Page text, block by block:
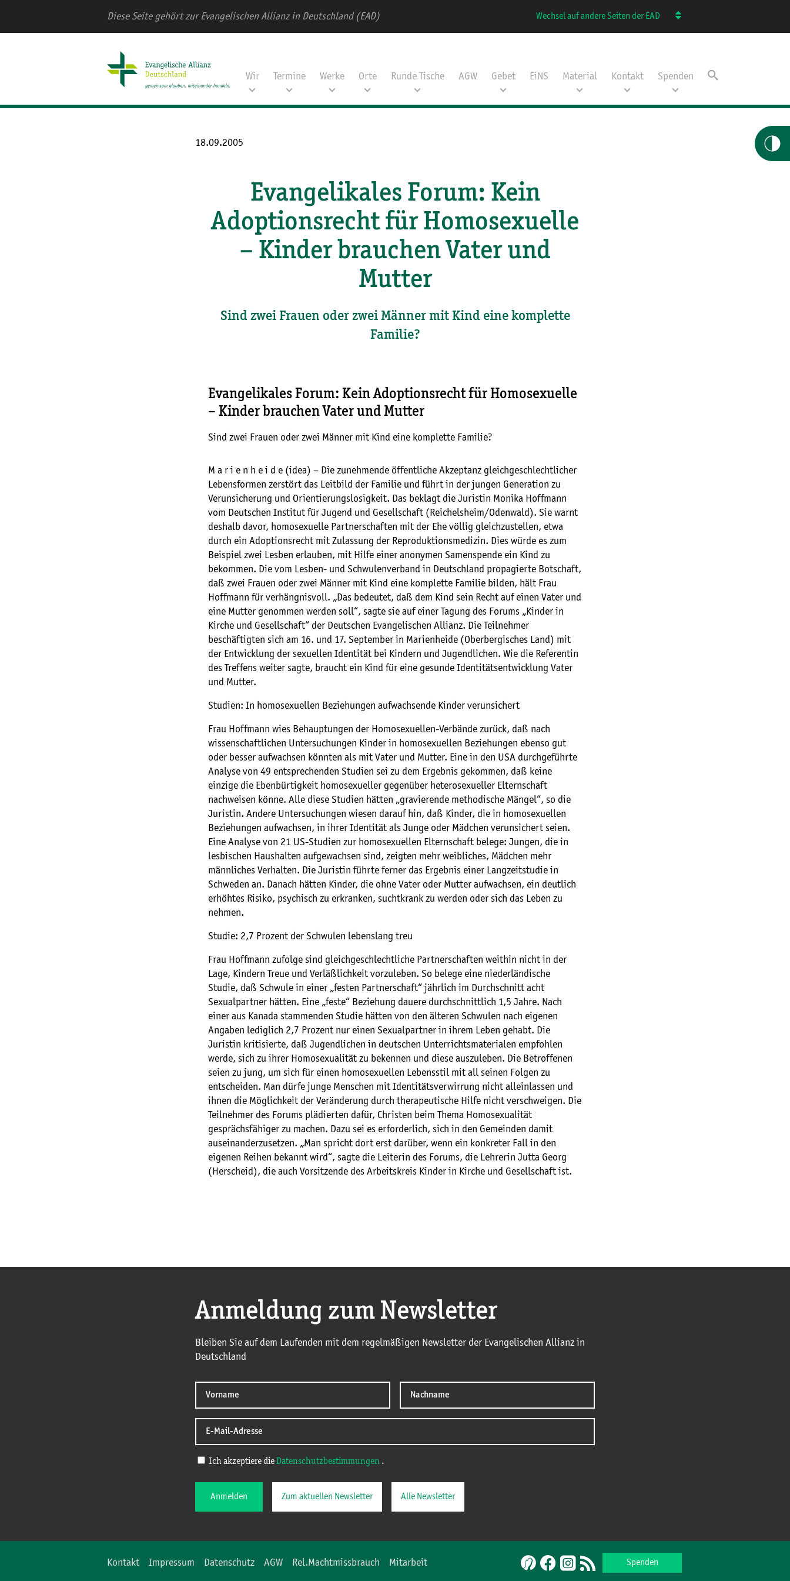
Diese Seite gehört zur Evangelischen Allianz in Deutschland (EAD) Wechsel auf andere Seiten der EAD
Wir Termine Werke Orte Runde Tische AGW Gebet EiNS Material Kontakt Spenden
18.09.2005
Evangelikales Forum: Kein
Adoptionsrecht für Homosexuelle
– Kinder brauchen Vater und
Mutter
Sind zwei Frauen oder zwei Männer mit Kind eine komplette
Familie?
Evangelikales Forum: Kein Adoptionsrecht für Homosexuelle
– Kinder brauchen Vater und Mutter
Sind zwei Frauen oder zwei Männer mit Kind eine komplette Familie?
M a r i e n h e i d e (idea) – Die zunehmende öffentliche Akzeptanz gleichgeschlechtlicher
Lebensformen zerstört das Leitbild der Familie und führt in der jungen Generation zu
Verunsicherung und Orientierungslosigkeit. Das beklagt die Juristin Monika Hoffmann
vom Deutschen Institut für Jugend und Gesellschaft (Reichelsheim/Odenwald). Sie warnt
deshalb davor, homosexuelle Partnerschaften mit der Ehe völlig gleichzustellen, etwa
durch ein Adoptionsrecht mit Zulassung der Reproduktionsmedizin. Dies würde es zum
Beispiel zwei Lesben erlauben, mit Hilfe einer anonymen Samenspende ein Kind zu
bekommen. Die vom Lesben- und Schwulenverband in Deutschland propagierte Botschaft,
daß zwei Frauen oder zwei Männer mit Kind eine komplette Familie bilden, hält Frau
Hoffmann für verhängnisvoll. „Das bedeutet, daß dem Kind sein Recht auf einen Vater und
eine Mutter genommen werden soll“, sagte sie auf einer Tagung des Forums „Kinder in
Kirche und Gesellschaft“ der Deutschen Evangelischen Allianz. Die Teilnehmer
beschäftigten sich am 16. und 17. September in Marienheide (Oberbergisches Land) mit
der Entwicklung der sexuellen Identität bei Kindern und Jugendlichen. Wie die Referentin
des Treffens weiter sagte, braucht ein Kind für eine gesunde Identitätsentwicklung Vater
und Mutter.
Studien: In homosexuellen Beziehungen aufwachsende Kinder verunsichert
Frau Hoffmann wies Behauptungen der Homosexuellen-Verbände zurück, daß nach
wissenschaftlichen Untersuchungen Kinder in homosexuellen Beziehungen ebenso gut
oder besser aufwachsen könnten als mit Vater und Mutter. Eine in den USA durchgeführte
Analyse von 49 entsprechenden Studien sei zu dem Ergebnis gekommen, daß keine
einzige die Ebenbürtigkeit homosexueller gegenüber heterosexueller Elternschaft
nachweisen könne. Alle diese Studien hätten „gravierende methodische Mängel“, so die
Juristin. Andere Untersuchungen wiesen darauf hin, daß Kinder, die in homosexuellen
Beziehungen aufwachsen, in ihrer Identität als Junge oder Mädchen verunsichert seien.
Eine Analyse von 21 US-Studien zur homosexuellen Elternschaft belege: Jungen, die in
lesbischen Haushalten aufgewachsen sind, zeigten mehr weibliches, Mädchen mehr
männliches Verhalten. Die Juristin führte ferner das Ergebnis einer Langzeitstudie in
Schweden an. Danach hätten Kinder, die ohne Vater oder Mutter aufwachsen, ein deutlich
erhöhtes Risiko, psychisch zu erkranken, suchtkrank zu werden oder sich das Leben zu
nehmen.
Studie: 2,7 Prozent der Schwulen lebenslang treu
Frau Hoffmann zufolge sind gleichgeschlechtliche Partnerschaften weithin nicht in der
Lage, Kindern Treue und Verläßlichkeit vorzuleben. So belege eine niederländische
Studie, daß Schwule in einer „festen Partnerschaft“ jährlich im Durchschnitt acht
Sexualpartner hätten. Eine „feste“ Beziehung dauere durchschnittlich 1,5 Jahre. Nach
einer aus Kanada stammenden Studie hätten von den älteren Schwulen nach eigenen
Angaben lediglich 2,7 Prozent nur einen Sexualpartner in ihrem Leben gehabt. Die
Juristin kritisierte, daß Jugendlichen in deutschen Unterrichtsmaterialen empfohlen
werde, sich zu ihrer Homosexualität zu bekennen und diese auszuleben. Die Betroffenen
seien zu jung, um sich für einen homosexuellen Lebensstil mit all seinen Folgen zu
entscheiden. Man dürfe junge Menschen mit Identitätsverwirrung nicht alleinlassen und
ihnen die Möglichkeit der Veränderung durch therapeutische Hilfe nicht verschweigen. Die
Teilnehmer des Forums plädierten dafür, Christen beim Thema Homosexualität
gesprächsfähiger zu machen. Dazu sei es erforderlich, sich in den Gemeinden damit
auseinanderzusetzen. „Man spricht dort erst darüber, wenn ein konkreter Fall in den
eigenen Reihen bekannt wird“, sagte die Leiterin des Forums, die Lehrerin Jutta Georg
(Herscheid), die auch Vorsitzende des Arbeitskreis Kinder in Kirche und Gesellschaft ist.
Anmeldung zum Newsletter
Bleiben Sie auf dem Laufenden mit dem regelmäßigen Newsletter der Evangelischen Allianz in
Deutschland
Ich akzeptiere die Datenschutzbestimmungen .
Anmelden Zum aktuellen Newsletter Alle Newsletter
Kontakt Impressum Datenschutz AGW Rel.Machtmissbrauch Mitarbeit Spenden